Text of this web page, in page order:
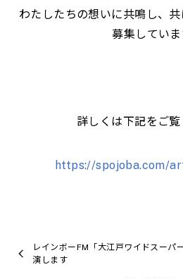
わたしたちの想いに共鳴し、
募集していま
詳しくは下記をご覧
https://spojoba.com/
レインボーFM「大江戸ワイドスーパ
演します